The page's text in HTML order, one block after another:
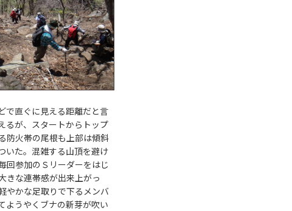
で直ぐに見える距離だと言
るが、スタートからトップ
防火帯の尾根も上部は傾斜
いた。混雑する山頂を避け
回参加のＳリーダーをはじ
きな連帯感が出来上がっ
やかな足取りで下るメンバ
ようやくブナの新芽が吹い